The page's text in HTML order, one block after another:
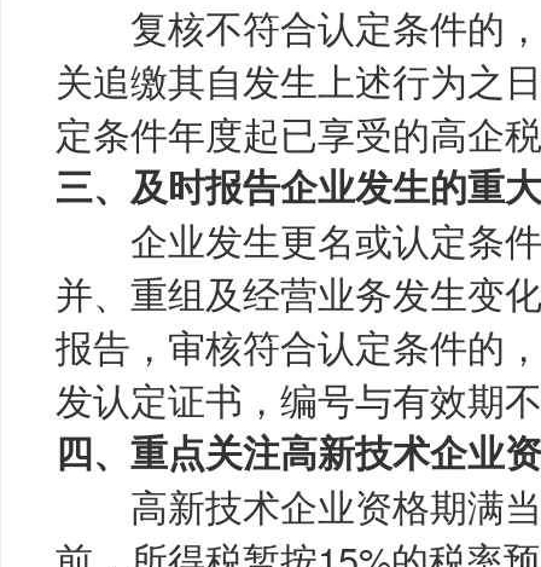
复核不符合认定条件的，
关追缴其自发生上述行为之
定条件年度起已享受的高企
三、及时报告企业发生的重
企业发生更名或认定条件
并、重组及经营业务发生变
报告，审核符合认定条件的
发认定证书，编号与有效期
四、重点关注高新技术企业
高新技术企业资格期满当